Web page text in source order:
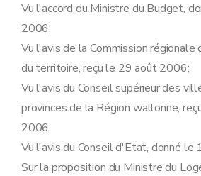
Vu l'accord du Ministre du Budget,
2006;
Vu l'avis de la Commission
du territoire, reçu le 29 août 2006;
Vu l'avis du Conseil supérieur des
provinces de la Région wallonne,
2006;
Vu l'avis du Conseil d'Etat, donné le
Sur la proposition du Ministre du